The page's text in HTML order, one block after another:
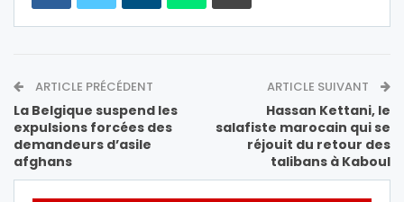
ARTICLE PRÉCÉDENT
La Belgique suspend les
expulsions forcées des
demandeurs d’asile
afghans
ARTICLE SUIVANT
Hassan Kettani, le
salafiste marocain qui se
réjouit du retour des
talibans à Kaboul